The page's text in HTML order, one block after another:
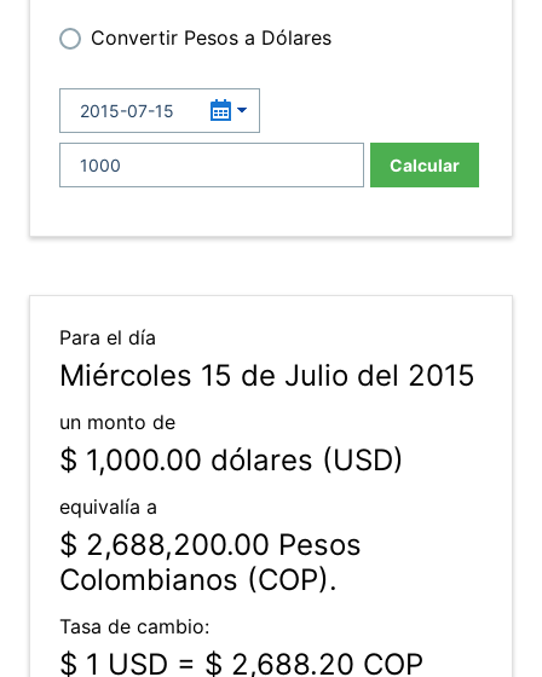
Convertir Pesos a Dólares
Calcular
Para el día
Miércoles 15 de Julio del 2015
un monto de
$ 1,000.00 dólares (USD)
equivalía a
$ 2,688,200.00 Pesos
Colombianos (COP).
Tasa de cambio:
$ 1 USD = $ 2,688.20 COP